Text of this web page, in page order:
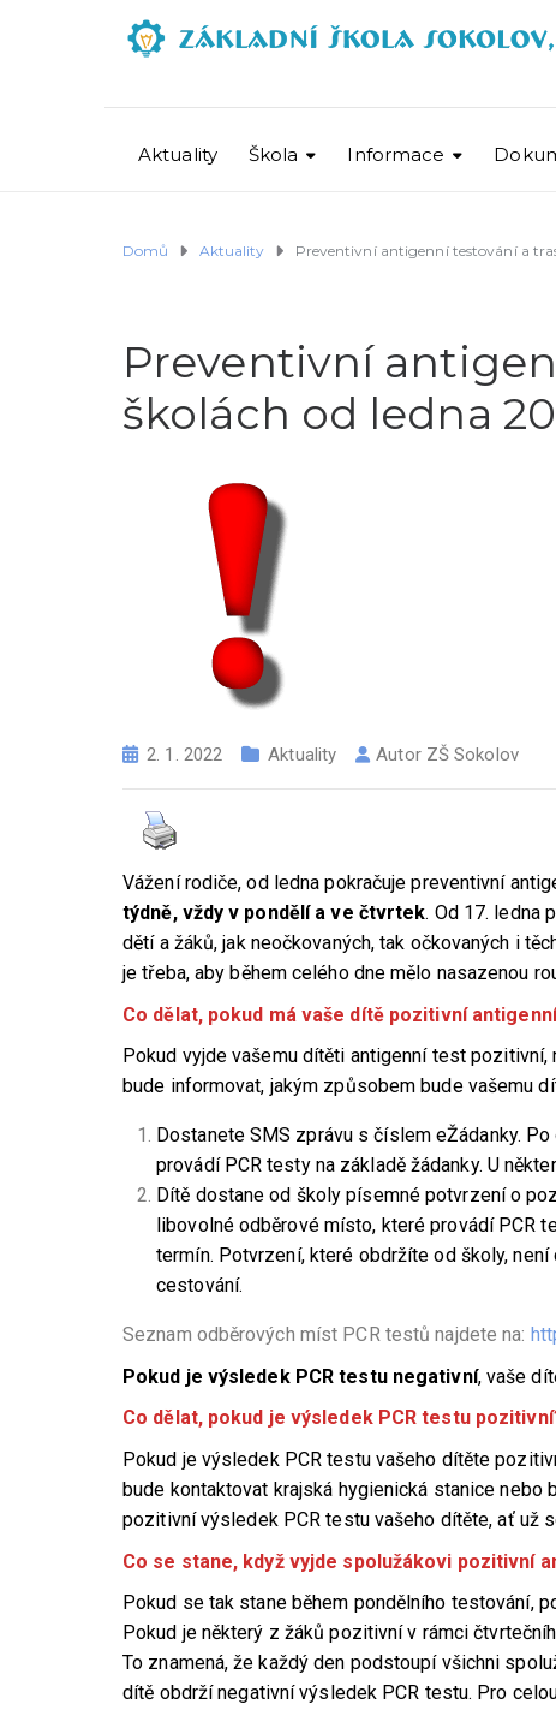
Aktuality Škola Informace
Domů Aktuality Preventivní antigenní testování a
Preventivní
školách od ledna
2. 1. 2022 Aktuality Autor ZŠ Sokolov
Vážení rodiče, od ledna pokračuje preventivní
týdně, vždy v pondělí a ve čtvrtek. Od 17. ledna
dětí a žáků, jak neočkovaných, tak očkovaných i
je třeba, aby během celého dne mělo nasazenou
Co dělat, pokud má vaše dítě pozitivní
Pokud vyjde vašemu dítěti antigenní test
bude informovat, jakým způsobem bude vašemu
Dostanete SMS zprávu s číslem eŽádanky.
provádí PCR testy na základě žádanky. U
Dítě dostane od školy písemné potvrzení o
libovolné odběrové místo, které provádí PCR
termín. Potvrzení, které obdržíte od školy,
cestování.
Seznam odběrových míst PCR testů najdete na:
Pokud je výsledek PCR testu negativní, vaše
Co dělat, pokud je výsledek PCR testu
Pokud je výsledek PCR testu vašeho dítěte
bude kontaktovat krajská hygienická stanice
pozitivní výsledek PCR testu vašeho dítěte, ať už
Co se stane, když vyjde spolužákovi pozitivní
Pokud se tak stane během pondělního testování,
Pokud je některý z žáků pozitivní v rámci
To znamená, že každý den podstoupí všichni
dítě obdrží negativní výsledek PCR testu. Pro